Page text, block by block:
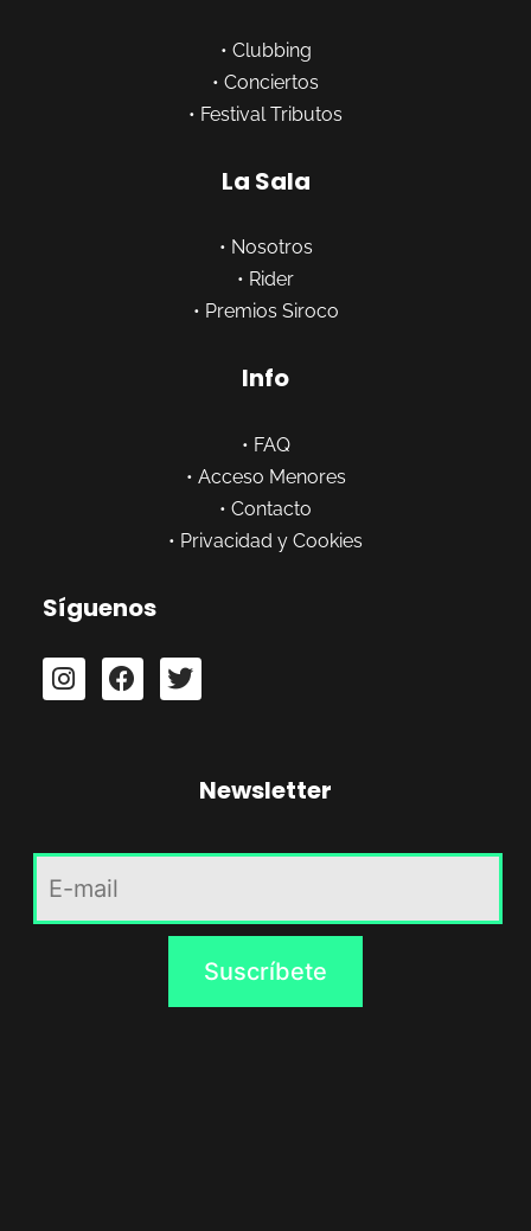
• Clubbing
• Conciertos
• Festival Tributos
La Sala
• Nosotros
• Rider
• Premios Siroco
Info
• FAQ
• Acceso Menores
• Contacto
• Privacidad y Cookies
Síguenos
Newsletter